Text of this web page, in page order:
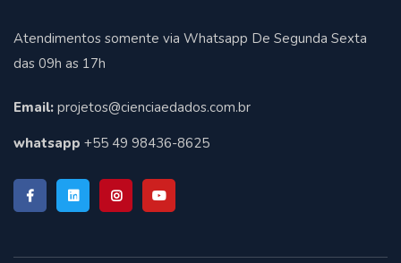
Atendimentos somente via Whatsapp De Segunda Sexta
das 09h as 17h
Email: projetos@cienciaedados.com.br
whatsapp +55 49 98436-8625